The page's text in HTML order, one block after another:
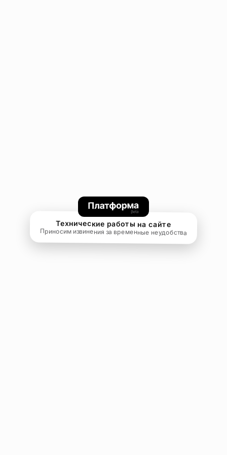
Технические работы на сайте
Приносим извинения за временные неудобства